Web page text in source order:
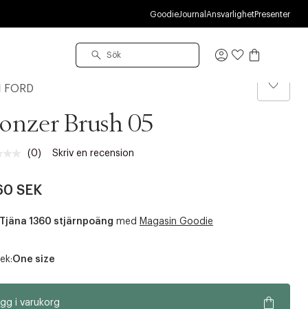
GoodieJournal AnsvarlighetPresenter
Logga
FORD
Brush 05
Inget
till
(0) Skriv en recension
SEK
Tjäna 1360 stjärnpoäng med Magasin Goodie
One size
i varukorg